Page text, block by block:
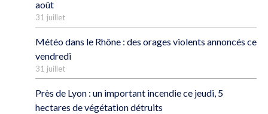
août
31 juillet
Météo dans le Rhône : des orages violents annoncés ce
vendredi
31 juillet
Près de Lyon : un important incendie ce jeudi, 5
hectares de végétation détruits